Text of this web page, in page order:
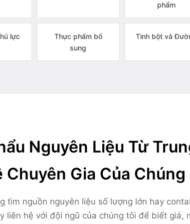
phẩm
lực
Thực phẩm bổ
sung
Tinh bột và
Nguyên Liệu Từ
Chuyên Gia Của Chúng
tìm nguồn nguyên liệu số lượng lớn hay
liên hệ với đội ngũ của chúng tôi để biết giá,